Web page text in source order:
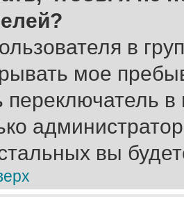
в
мое
переключатель
вы